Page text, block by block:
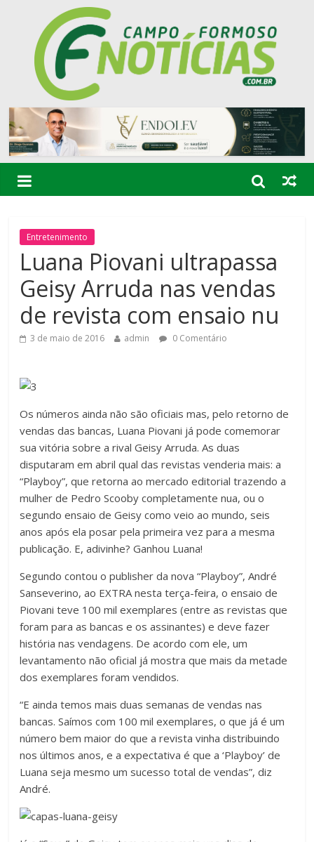
Entretenimento
Luana Piovani ultrapassa
Geisy Arruda nas vendas
de revista com ensaio nu
3 de maio de 2016 admin 0 Comentário
Os números ainda não são oficiais mas, pelo retorno de
vendas das bancas, Luana Piovani já pode comemorar
sua vitória sobre a rival Geisy Arruda. As duas
disputaram em abril qual das revistas venderia mais: a
“Playboy”, que retorna ao mercado editorial trazendo a
mulher de Pedro Scooby completamente nua, ou o
segundo ensaio de Geisy como veio ao mundo, seis
anos após ela posar pela primeira vez para a mesma
publicação. E, adivinhe? Ganhou Luana!
Segundo contou o publisher da nova “Playboy”, André
Sanseverino, ao EXTRA nesta terça-feira, o ensaio de
Piovani teve 100 mil exemplares (entre as revistas que
foram para as bancas e os assinantes) e deve fazer
história nas vendagens. De acordo com ele, um
levantamento não oficial já mostra que mais da metade
dos exemplares foram vendidos.
“E ainda temos mais duas semanas de vendas nas
bancas. Saímos com 100 mil exemplares, o que já é um
número bem maior do que a revista vinha distribuindo
nos últimos anos, e a expectativa é que a ‘Playboy’ de
Luana seja mesmo um sucesso total de vendas”, diz
André.